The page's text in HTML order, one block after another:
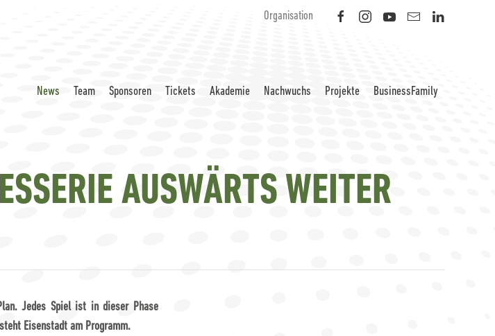
Organisation
News Team Sponsoren Tickets Akademie Nachwuchs Projekte BusinessFamily
AUSWÄRTS WEITER
Jedes Spiel ist in dieser Phase
Eisenstadt am Programm.